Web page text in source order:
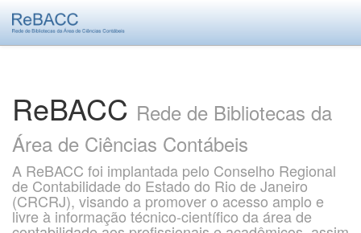
ReBACC Rede de Bibliotecas da
Área de Ciências Contábeis
A ReBACC foi implantada pelo Conselho Regional
de Contabilidade do Estado do Rio de Janeiro
(CRCRJ), visando a promover o acesso amplo e
livre à informação técnico-científico da área de